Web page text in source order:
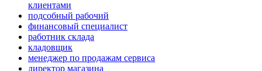
клиентами
подсобный рабочий
финансовый специалист
работник склада
кладовщик
менеджер по продажам сервиса
директор магазина